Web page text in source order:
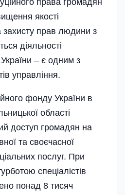
права громадян
якості
захисту прав людини з
діяльності
– є одним з
управління.
фонду України в
області
доступ громадян на
та своєчасної
послуг. При
спеціалістів
понад 8 тисяч